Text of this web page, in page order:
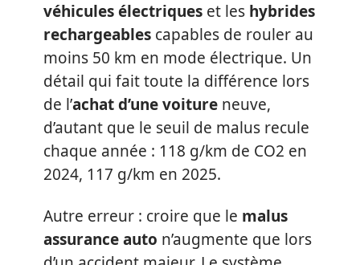
véhicules électriques et les hybrides
rechargeables capables de rouler au
moins 50 km en mode électrique. Un
détail qui fait toute la différence lors
de l’achat d’une voiture neuve,
d’autant que le seuil de malus recule
chaque année : 118 g/km de CO2 en
2024, 117 g/km en 2025.
Autre erreur : croire que le malus
assurance auto n’augmente que lors